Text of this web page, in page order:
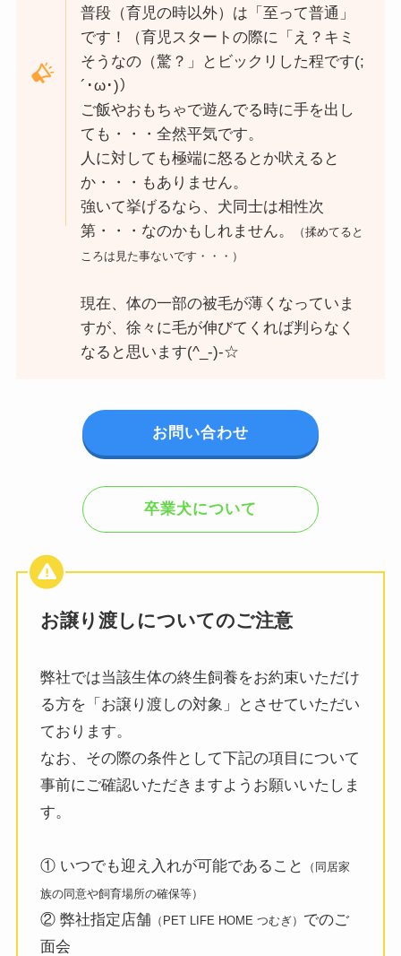
普段（育児の時以外）は「至って普通」
です！（育児スタートの際に「え？キミ
そうなの（驚？」とビックリした程です(;
´･ω･)）
ご飯やおもちゃで遊んでる時に手を出し
ても・・・全然平気です。
人に対しても極端に怒るとか吠えると
か・・・もありません。
強いて挙げるなら、犬同士は相性次
第・・・なのかもしれません。
（揉めてると
ころは見た事ないです・・・）
現在、体の一部の被毛が薄くなっていま
すが、徐々に毛が伸びてくれば判らなく
なると思います(^_-)-☆
お問い合わせ
卒業犬について
お譲り渡しについてのご注意
弊社では当該生体の終生飼養をお約束いただけ
る方を「お譲り渡しの対象」とさせていただい
ております。
なお、その際の条件として下記の項目について
事前にご確認いただきますようお願いいたしま
す。
① いつでも迎え入れが可能であること
（同居家
族の同意や飼育場所の確保等）
② 弊社指定店舗 （PET LIFE HOME つむぎ） でのご
面会